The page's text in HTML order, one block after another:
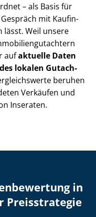
– als Basis für
mit Kauf­in­
Weil unsere
aufaktuelle Daten
lokalen Gut­ach­
beruhen
Verkäufen und
Inseraten.
in
Preisstrategie